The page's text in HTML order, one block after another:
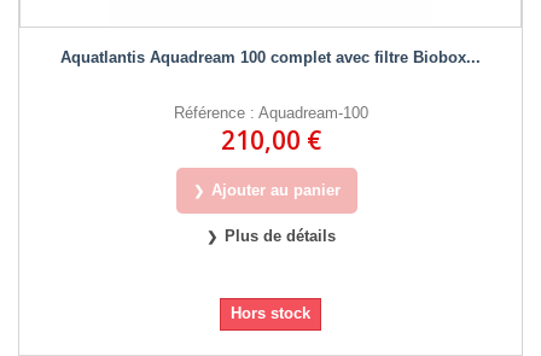
Aquatlantis Aquadream 100 complet avec filtre Biobox...
Référence : Aquadream-100
210,00 €
Ajouter au panier
Plus de détails
Hors stock